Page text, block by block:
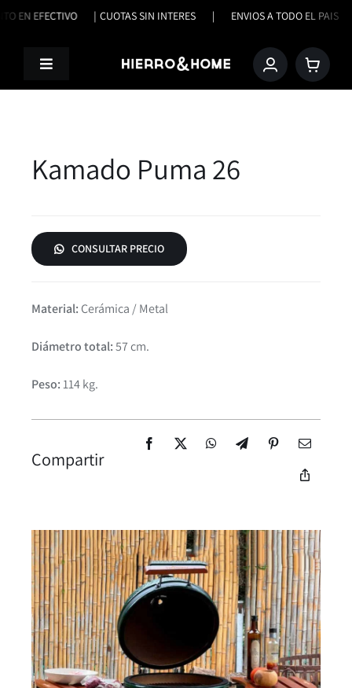
Saltar
CUOTAS SIN INTERES | ENVIOS A TODO EL
EN EFECTIVO |
Toggle
Navigation
Nosotros
Contacto
Kamado Puma 26
CONSULTAR PRECIO
Material: Cerámica / Metal
Diámetro total:57 cm.
Peso:114 kg.
Compartir